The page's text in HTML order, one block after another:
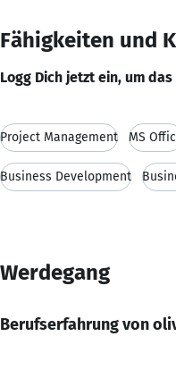
Fähigkeiten und
Logg Dich jetzt ein, um
Project Management MS
Business Development
Werdegang
Berufserfahrung von